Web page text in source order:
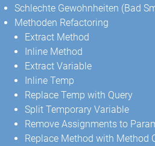
Schlechte Gewohnheiten (Bad
Methoden Refactoring
Extract Method
Inline Method
Extract Variable
Inline Temp
Replace Temp with Query
Split Temporary Variable
Remove Assignments to
Replace Method with Method